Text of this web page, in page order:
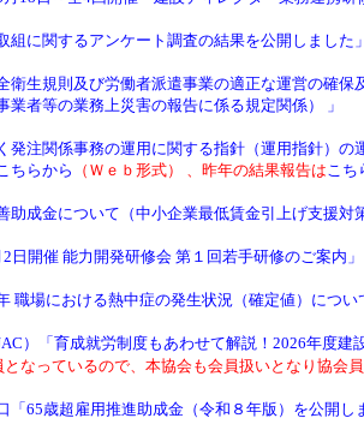
組に関するアンケート調査の結果を公開しました
衛生規則及び労働者派遣事業の適正な運営の確
業者等の業務上災害の報告に係る規定関係） 」
発注関係事務の運用に関する指針（運用指針）
ちらから （Ｗｅｂ形式） 、昨年の結果報告はこち
助成金について（中小企業最低賃金引上げ支援対
日開催 能力開発研修会 第１回若手研修のご案内」
職場における熱中症の発生状況（確定値）につ
）「育成就労制度もあわせて解説！2026年度
なっているので、本協会も会員扱いとなり協会
「65歳超雇用推進助成金（令和８年版）を公開し